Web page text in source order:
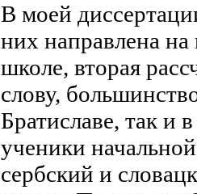
В моей
них направлена на
школе, вторая
слову,
Братиславе, так и
ученики
сербский и